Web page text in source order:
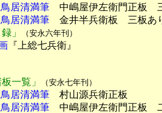
鳥居清満筆 中嶋屋伊左衛門正板　
鳥居清満筆 金井半兵衛板　三板あ
」
（安永六年刊）
『上総七兵衛』
一覧」
（安永七年刊）
鳥居清満筆 村山源兵衛正板
鳥居清満筆 中嶋屋伊左衛門正板　